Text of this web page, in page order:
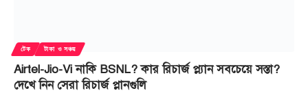
টেক টাকা ও সঞ্চয়
Airtel-Jio-Vi নাকি BSNL? কার রিচার্জ প্ল্যান সবচেয়ে সস্তা?
দেখে নিন সেরা রিচার্জ প্লানগুলি